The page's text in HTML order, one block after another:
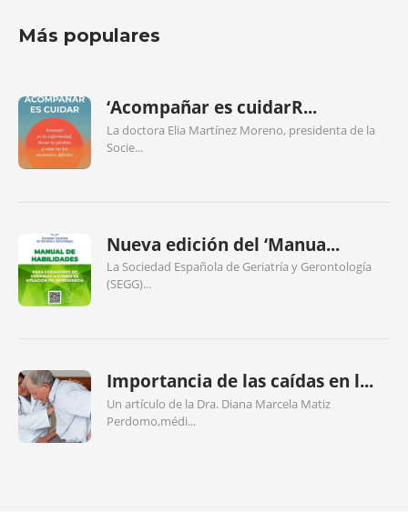
Más populares
‘Acompañar es cuidarR...
La doctora Elia Martínez Moreno, presidenta de la
Socie...
Nueva edición del ‘Manua...
La Sociedad Española de Geriatría y Gerontología
(SEGG)...
Importancia de las caídas en l...
Un artículo de la Dra. Diana Marcela Matiz
Perdomo,médi...